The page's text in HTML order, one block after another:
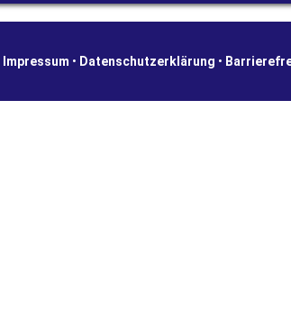
Impressum • Datenschutzerklärung •